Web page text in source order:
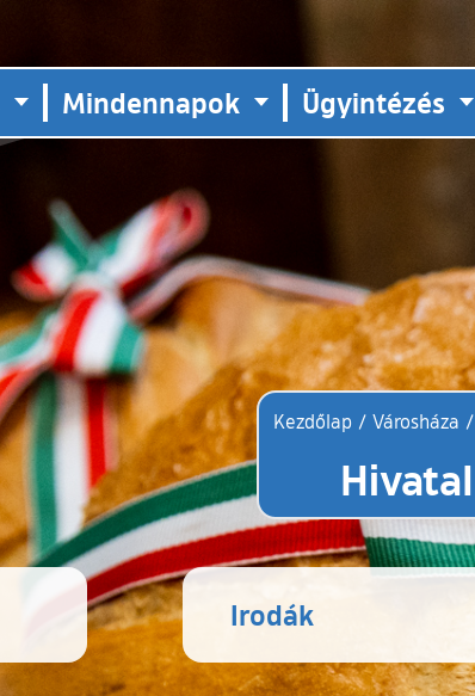
Mindennapok Ügyintézés
Kezdőlap / Városháza /
Hivatal
Irodák